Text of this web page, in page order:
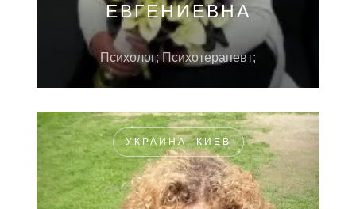
ЕВГЕНИЕВНА
Психолог; Психотерапевт;
УКРАИНА, КИЕВ